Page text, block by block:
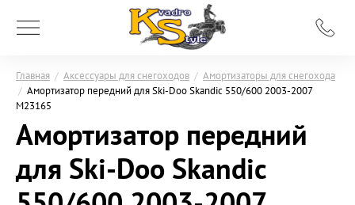
Главная / Аксессуары для снегоходов / Амортизаторы для снегохода
/ Амортизатор передний для Ski-Doo Skandic 550/600 2003-2007
M23165
Амортизатор передний
для Ski-Doo Skandic